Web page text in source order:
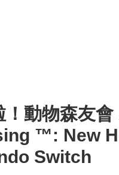
！動物森友
™: New
Switch